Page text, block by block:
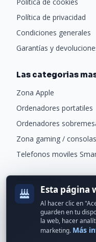
Política de privacidad
Condiciones generales
Garantías y
Las categorias
Zona Apple
Ordenadores portatiles
Ordenadores
Zona gaming / consolas
Telefonos moviles
Recibe ofertas
Esta página
Al hacer clic en
guarden en tu
la web, hacer
marketing. Más